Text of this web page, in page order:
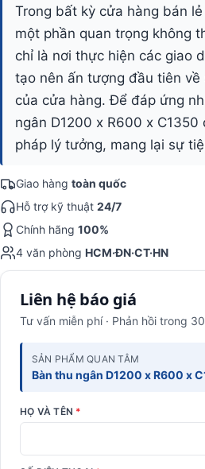
Trong bất kỳ cửa hàng bán
một phần quan trọng không
chỉ là nơi thực hiện các giao
tạo nên ấn tượng đầu tiên về
của cửa hàng. Để đáp ứng
ngân D1200 x R600 x
pháp lý tưởng, mang lại sự
Giao hàng toàn quốc
Hỗ trợ kỹ thuật 24/7
Chính hãng 100%
4 văn phòng HCM·ĐN·CT·HN
Liên hệ báo giá
Tư vấn miễn phí · Phản hồi trong
SẢN PHẨM QUAN TÂM
Bàn thu ngân D1200 x R600 x
HỌ VÀ TÊN *